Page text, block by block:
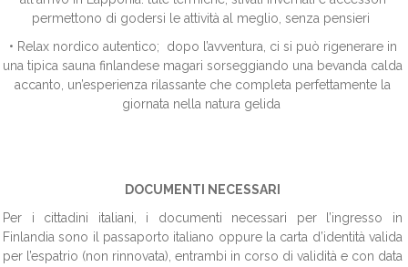
permettono di godersi le attività al meglio, senza pensieri
• Relax nordico autentico; dopo l’avventura, ci si può rigenerare in
una tipica sauna finlandese magari sorseggiando una bevanda calda
accanto, un’esperienza rilassante che completa perfettamente la
giornata nella natura gelida
DOCUMENTI NECESSARI
Per i cittadini italiani, i documenti necessari per l’ingresso in
Finlandia sono il passaporto italiano oppure la carta d’identità valida
per l’espatrio (non rinnovata), entrambi in corso di validità e con data